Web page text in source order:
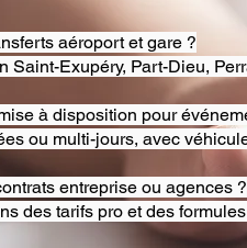
aéroport et gare ?
Saint-Exupéry, Part-Dieu,
à disposition pour
ou multi-jours, avec
entreprise ou agences ?
des tarifs pro et des